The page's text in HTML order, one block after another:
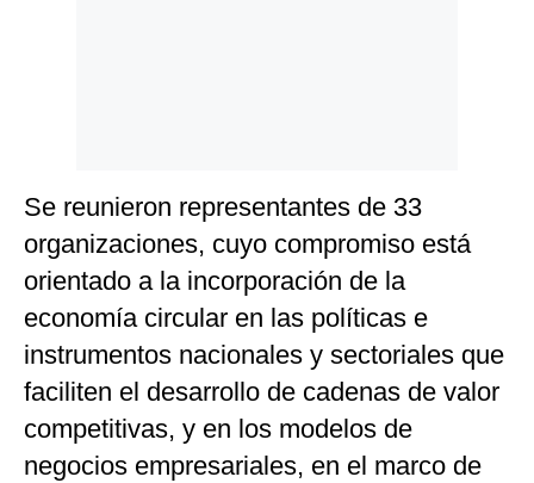
Se reunieron representantes de 33
organizaciones, cuyo compromiso está
orientado a la incorporación de la
economía circular en las políticas e
instrumentos nacionales y sectoriales que
faciliten el desarrollo de cadenas de valor
competitivas, y en los modelos de
negocios empresariales, en el marco de